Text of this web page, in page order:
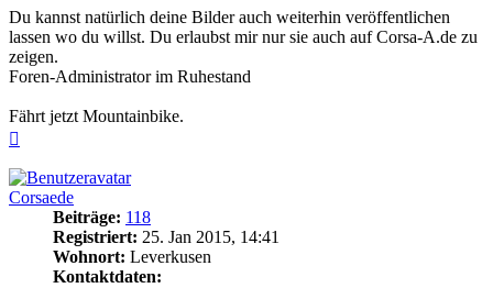
Du kannst natürlich deine Bilder auch weiterhin veröffentlichen
lassen wo du willst. Du erlaubst mir nur sie auch auf Corsa-A.de zu
zeigen.
Foren-Administrator im Ruhestand
Fährt jetzt Mountainbike.
Corsaede
Beiträge: 118
Registriert: 25. Jan 2015, 14:41
Wohnort: Leverkusen
Kontaktdaten: